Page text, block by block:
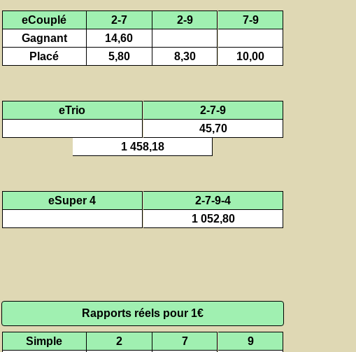
eCouplé 2-7 2-9
7-9
Gagnant
14,60
Placé
5,80 8,30 10,00
eTrio
2-7-9
45,70
1 458,18
eSuper 4
2-7-9-4
1 052,80
Rapports réels pour 1€
Simple 2 7
9